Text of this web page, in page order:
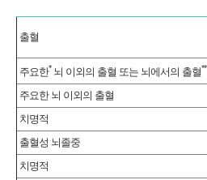
출혈
주요한*뇌 이외의 출혈 또는 뇌에서의 출혈**
주요한 뇌 이외의 출혈
치명적
출혈성 뇌졸중
치명적